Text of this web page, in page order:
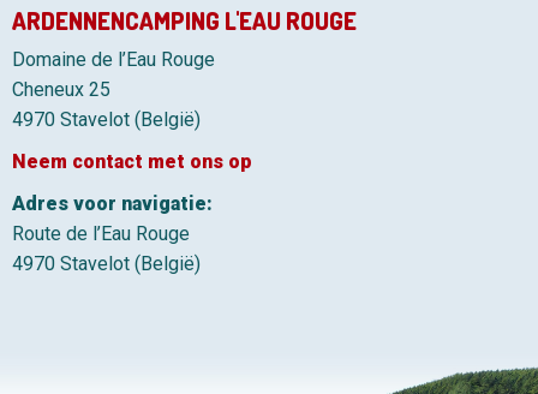
ARDENNENCAMPING L'EAU ROUGE
Domaine de l’Eau Rouge
Cheneux 25
4970 Stavelot (België)
Neem contact met ons op
Adres voor navigatie:
Route de l’Eau Rouge
4970 Stavelot (België)